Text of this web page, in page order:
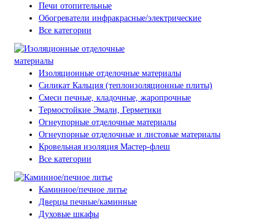
Печи отопительные
Обогреватели инфракрасные/электрические
Все категории
Изоляционные отделочные материалы
Силикат Кальция (теплоизоляционные плиты)
Смеси печные, кладочные, жаропрочные
Термостойкие Эмали, Герметики
Огнеупорные отделочные материалы
Огнеупорные отделочные и листовые материалы
Кровельная изоляция Мастер-флеш
Все категории
Каминное/печное литье
Дверцы печные/каминные
Духовые шкафы